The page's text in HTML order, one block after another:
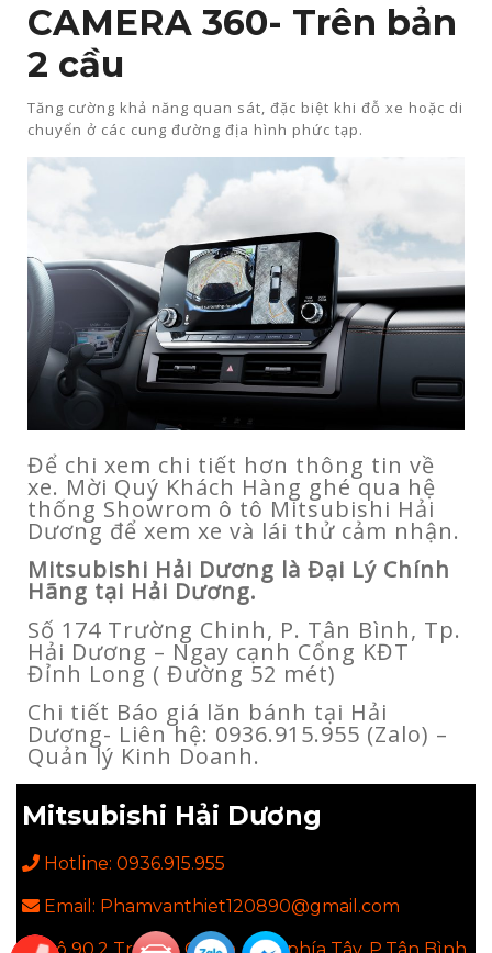
CAMERA 360​- Trên bản
2 cầu
Tăng cường khả năng quan sát, đặc biệt khi đỗ xe hoặc di
chuyển ở các cung đường địa hình phức tạp.
Để chi xem chi tiết hơn thông tin về
xe. Mời Quý Khách Hàng ghé qua hệ
thống Showrom ô tô Mitsubishi Hải
Dương để xem xe và lái thử cảm nhận.
Mitsubishi Hải Dương là Đại Lý Chính
Hãng tại Hải Dương.
Số 174 Trường Chinh, P. Tân Bình, Tp.
Hải Dương – Ngay cạnh Cổng KĐT
Đỉnh Long ( Đường 52 mét)
Chi tiết Báo giá lăn bánh tại Hải
Dương- Liên hệ: 0936.915.955 (Zalo) –
Quản lý Kinh Doanh.
Mitsubishi Hải Dương
Hotline: 0936.915.955
Email: Phamvanthiet120890@gmail.com
Lô 90.2 Trường Chinh, KĐT phía Tây, P.Tân Bình,